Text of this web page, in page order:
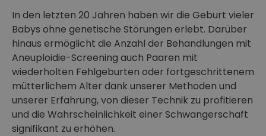
In den letzten 20 Jahren haben wir die Geburt vieler
Babys ohne genetische Störungen erlebt. Darüber
hinaus ermöglicht die Anzahl der Behandlungen mit
Aneuploidie-Screening auch Paaren mit
wiederholten Fehlgeburten oder fortgeschrittenem
mütterlichem Alter dank unserer Methoden und
unserer Erfahrung, von dieser Technik zu profitieren
und die Wahrscheinlichkeit einer Schwangerschaft
signifikant zu erhöhen.